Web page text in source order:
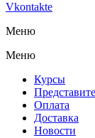
Vkontakte
Меню
Меню
Курсы
Оплата
Доставка
Новости